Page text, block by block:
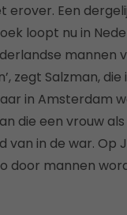
erover. Een
loopt nu in
mannen
zegt Salzman, die
in Amsterdam
die een vrouw
in de war. Op
door mannen